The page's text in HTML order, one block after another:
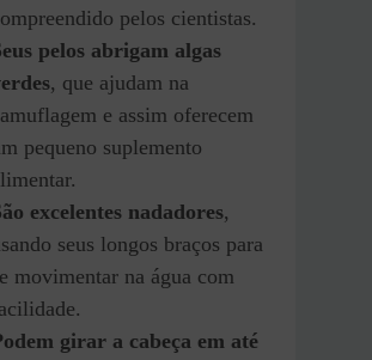
pelos cientistas.
pelos abrigam algas
, que ajudam na
e assim oferecem
pequeno suplemento
excelentes nadadores,
seus longos braços para
movimentar na água com
girar a cabeça em até